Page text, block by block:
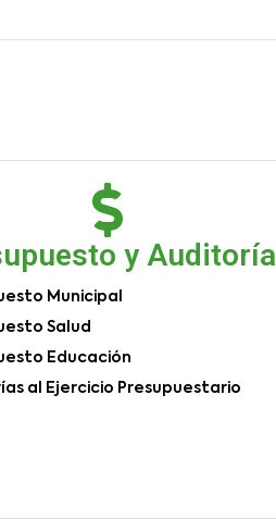
y Auditoría
Municipal
Salud
Educación
al Ejercicio Presupuestario